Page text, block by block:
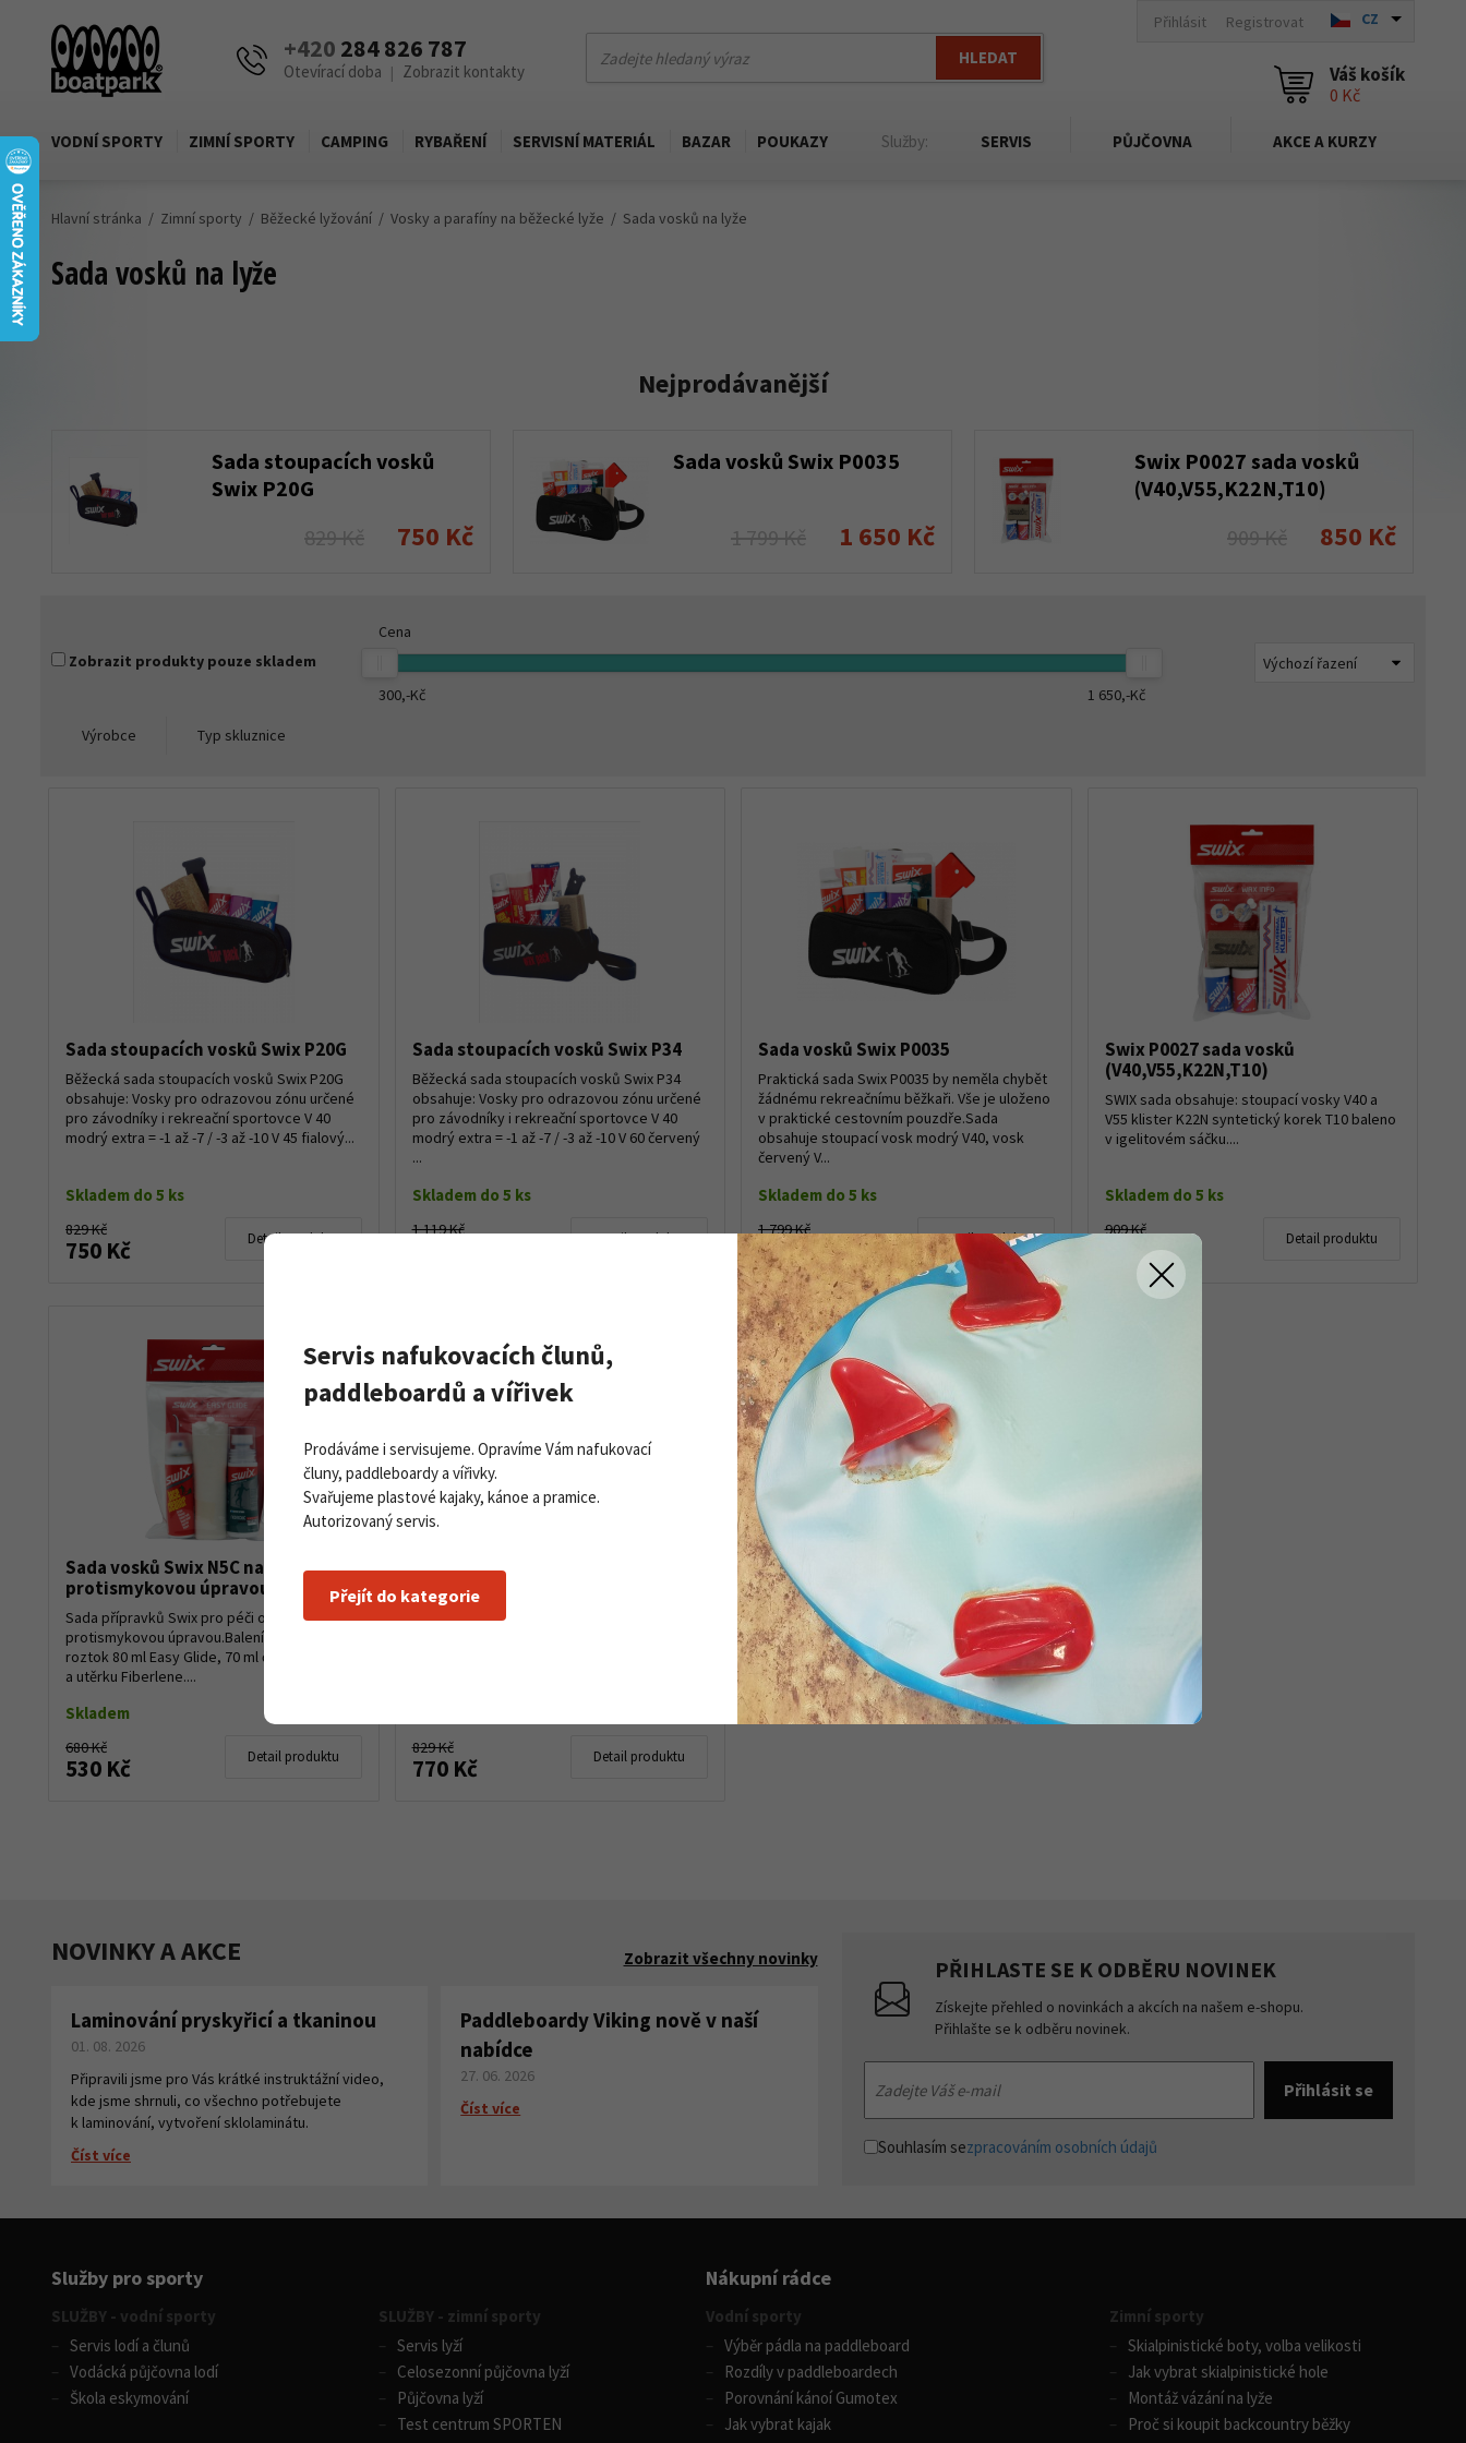
+420 284 826 787
Otevírací doba | Zobrazit kontakty
HLEDAT
Přihlásit Registrovat CZ
Váš košík
0 Kč
VODNÍ SPORTY ZIMNÍ SPORTY CAMPING RYBAŘENÍ SERVISNÍ MATERIÁL BAZAR POUKAZY Služby: SERVIS PŮJČOVNA AKCE A KURZY
Hlavní stránka Zimní sporty Běžecké lyžování Vosky a parafíny na běžecké lyže Sada vosků na lyže
Sada vosků na lyže
Nejprodávanější
Sada stoupacích vosků
Swix P20G
829 Kč
750 Kč
Sada vosků Swix P0035
1 799 Kč 1 650 Kč
Swix P0027 sada vosků
(V40,V55,K22N,T10)
909 Kč
850 Kč
Zobrazit produkty pouze skladem
Cena
300,-Kč 1 650,-Kč
Výrobce Typ skluznice
Sada stoupacích vosků Swix P20G
Běžecká sada stoupacích vosků Swix P20G
obsahuje: Vosky pro odrazovou zónu určené
pro závodníky i rekreační sportovce V 40
modrý extra = -1 až -7 / -3 až -10 V 45 fialový...
Skladem do 5 ks
829 Kč
750 Kč Detail produktu
Sada stoupacích vosků Swix P34
Běžecká sada stoupacích vosků Swix P34
obsahuje: Vosky pro odrazovou zónu určené
pro závodníky i rekreační sportovce V 40
modrý extra = -1 až -7 / -3 až -10 V 60 červený
...
Skladem do 5 ks
1 119 Kč Detail produktu
Sada vosků Swix P0035
Praktická sada Swix P0035 by neměla chybět
žádnému rekreačnímu běžkaři. Vše je uloženo
v praktické cestovním pouzdře.Sada
obsahuje stoupací vosk modrý V40, vosk
červený V...
Skladem do 5 ks
1 799 Kč
1 650 Kč Detail produktu
Swix P0027 sada vosků
(V40,V55,K22N,T10)
SWIX sada obsahuje: stoupací vosky V40 a
V55 klister K22N syntetický korek T10 baleno
v igelitovém sáčku....
Skladem do 5 ks
909 Kč
850 Kč Detail produktu
Sada vosků Swix N5C na lyže s
protismykovou úpravou
Sada přípravků Swix pro péči o běžky s
protismykovou úpravou.Balení obsahuje
roztok 80 ml Easy Glide, 70 ml čističe skluznic
a utěrku Fiberlene....
Skladem
680 Kč
530 Kč Detail produktu
Swix P0019 sada vosků V40, V45,
V55, T10
Praktická sada stoupacích vosků pro
829 Kč
770 Kč Detail produktu
NOVINKY A AKCE Zobrazit všechny novinky
Laminování pryskyřicí a tkaninou
01. 08. 2026
Připravili jsme pro Vás krátké instruktážní video,
kde jsme shrnuli, co všechno potřebujete
k laminování, vytvoření sklolaminátu.
Číst více
Paddleboardy Viking nově v naší
nabídce
27. 06. 2026
Číst více
PŘIHLASTE SE K ODBĚRU NOVINEK
Získejte přehled o novinkách a akcích na našem e-shopu.
Přihlašte se k odběru novinek.
Souhlasím sezpracováním osobních údajů
Služby pro sporty
SLUŽBY - vodní sporty
Servis lodí a člunů
Vodácká půjčovna lodí
Škola eskymování
SLUŽBY - zimní sporty
Servis lyží
Celosezonní půjčovna lyží
Půjčovna lyží
Test centrum SPORTEN
Nákupní rádce
Vodní sporty
Výběr pádla na paddleboard
Rozdíly v paddleboardech
Porovnání kánoí Gumotex
Jak vybrat kajak
Zimní sporty
Skialpinistické boty, volba velikosti
Jak vybrat skialpinistické hole
Montáž vázání na lyže
Proč si koupit backcountry běžky
Servis nafukovacích člunů,
paddleboardů a vířivek
Prodáváme i servisujeme. Opravíme Vám nafukovací
čluny, paddleboardy a vířivky.
Svařujeme plastové kajaky, kánoe a pramice.
Autorizovaný servis.
Přejít do kategorie